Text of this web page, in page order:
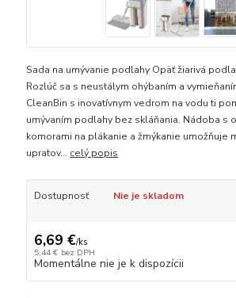
Sada na umývanie podlahy Opäť žiarivá
Rozlúč sa s neustálym ohýbaním a
CleanBin s inovatívnym vedrom na vodu ti
umývaním podlahy bez skláňania. Nádoba s
komorami na plákanie a žmýkanie umožňuje
upratov... celý popis
Dostupnosť Nie je skladom
6,69 €/ks
5,44 € bez DPH
Momentálne nie je k dispozícii